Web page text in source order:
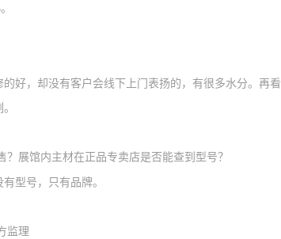
。
好， 却没有客户会线下上门 表扬的 ， 有很多水分。再看
？展馆内主材在正品专卖店是否能查到型号？
有型号，只有品牌。
监理